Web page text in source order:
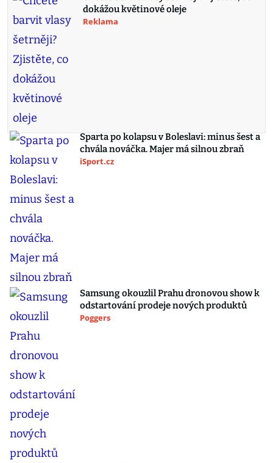
dokážou květinové oleje
Reklama
Sparta po kolapsu v Boleslavi: minus šest a
chvála nováčka. Majer má silnou zbraň
iSport.cz
Samsung okouzlil Prahu dronovou show k
odstartování prodeje nových produktů
Poggers